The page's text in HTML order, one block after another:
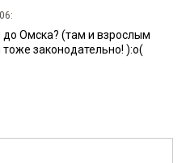
Омска? (там и взрослым
законодательно! ):о(